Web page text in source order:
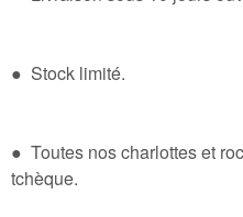
● Stock limité.
● Toutes nos charlottes et
tchèque.